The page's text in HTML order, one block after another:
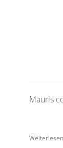
Mauris
Weiterlesen